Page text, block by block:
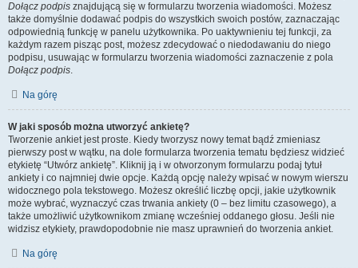
Dołącz podpis znajdującą się w formularzu tworzenia wiadomości. Możesz
także domyślnie dodawać podpis do wszystkich swoich postów, zaznaczając
odpowiednią funkcję w panelu użytkownika. Po uaktywnieniu tej funkcji, za
każdym razem pisząc post, możesz zdecydować o niedodawaniu do niego
podpisu, usuwając w formularzu tworzenia wiadomości zaznaczenie z pola
Dołącz podpis.
Na górę
W jaki sposób można utworzyć ankietę?
Tworzenie ankiet jest proste. Kiedy tworzysz nowy temat bądź zmieniasz
pierwszy post w wątku, na dole formularza tworzenia tematu będziesz widzieć
etykietę “Utwórz ankietę”. Kliknij ją i w otworzonym formularzu podaj tytuł
ankiety i co najmniej dwie opcje. Każdą opcję należy wpisać w nowym wierszu
widocznego pola tekstowego. Możesz określić liczbę opcji, jakie użytkownik
może wybrać, wyznaczyć czas trwania ankiety (0 – bez limitu czasowego), a
także umożliwić użytkownikom zmianę wcześniej oddanego głosu. Jeśli nie
widzisz etykiety, prawdopodobnie nie masz uprawnień do tworzenia ankiet.
Na górę